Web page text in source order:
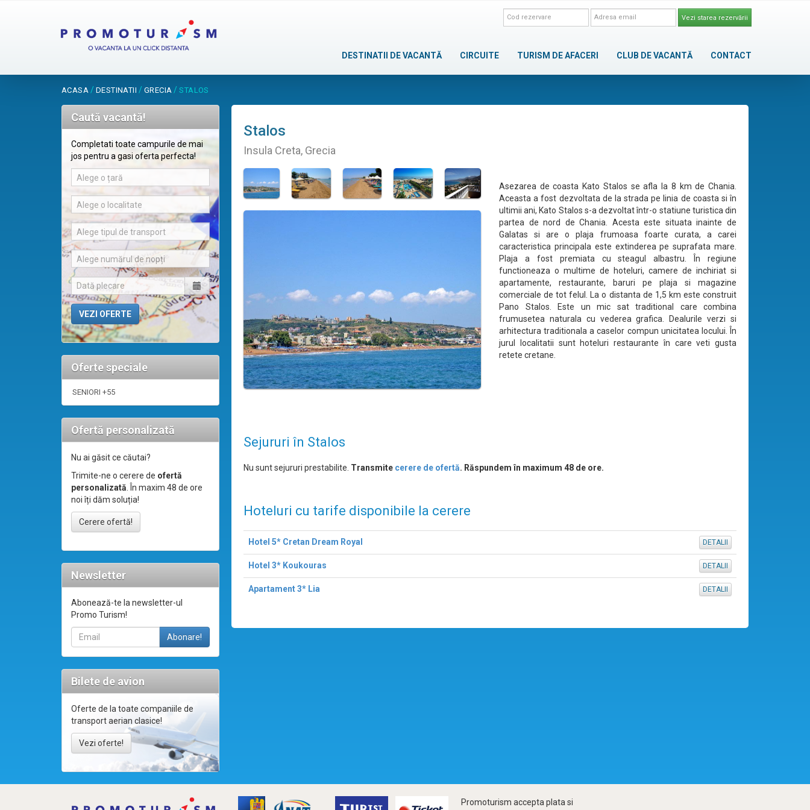
Vezi starea rezervării
DESTINATII DE VACANTĂ CIRCUITE TURISM DE AFACERI CLUB DE VACANTĂ CONTACT
ACASA / DESTINATII / GRECIA /STALOS
Caută vacantă!
Completati toate campurile de mai
jos pentru a gasi oferta perfecta!
Alege o țară
Alege o localitate
Alege tipul de transport
Alege numărul de nopți
Oferte speciale
SENIORI +55
Ofertă personalizată
Nu ai găsit ce căutai?
Trimite-ne o cerere de ofertă
personalizată. În maxim 48 de ore
noi îți dăm soluția!
Cerere ofertă!
Newsletter
Abonează-te la newsletter-ul
Promo Turism!
Bilete de avion
Oferte de la toate companiile de
transport aerian clasice!
Vezi oferte!
Stalos
Insula Creta, Grecia
Asezarea de coasta Kato Stalos se afla la 8 km de Chania.
Aceasta a fost dezvoltata de la strada pe linia de coasta si în
ultimii ani, Kato Stalos s-a dezvoltat într-o statiune turistica din
partea de nord de Chania. Acesta este situata inainte de
Galatas si are o plaja frumoasa foarte curata, a carei
caracteristica principala este extinderea pe suprafata mare.
Plaja a fost premiata cu steagul albastru. În regiune
functioneaza o multime de hoteluri, camere de inchiriat si
apartamente, restaurante, baruri pe plaja si magazine
comerciale de tot felul. La o distanta de 1,5 km este construit
Pano Stalos. Este un mic sat traditional care combina
frumusetea naturala cu vederea grafica. Dealurile verzi si
arhitectura traditionala a caselor compun unicitatea locului. În
jurul localitatii sunt hoteluri restaurante în care veti gusta
retete cretane.
Sejururi în Stalos
Nu sunt sejururi prestabilite. Transmite cerere de ofertă. Răspundem în maximum 48 de ore.
Hoteluri cu tarife disponibile la cerere
Hotel 5* Cretan Dream Royal DETALII
Hotel 3* Koukouras DETALII
Apartament 3* Lia DETALII
Promoturism accepta plata si